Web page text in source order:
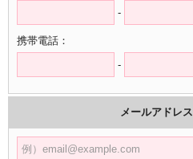
-
携帯電話：
-
メールアドレス